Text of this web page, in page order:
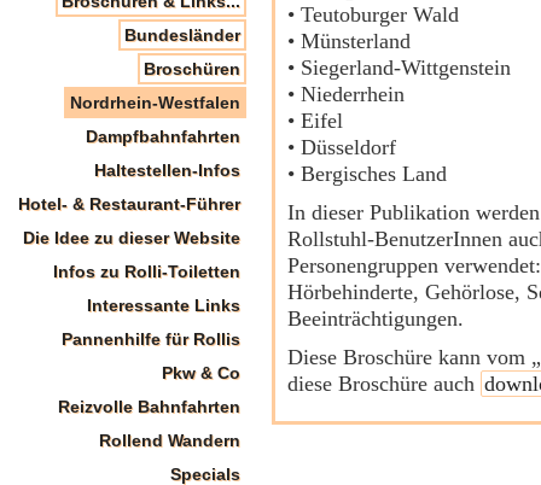
Bundesländer
Broschüren
Nordrhein-Westfalen
Dampfbahnfahrten
Haltestellen-Infos
Hotel- & Restaurant-Führer
Die Idee zu dieser Website
Infos zu Rolli-Toiletten
Interessante Links
Pannenhilfe für Rollis
Pkw & Co
Reizvolle Bahnfahrten
Rollend Wandern
Specials
• Teutoburger Wald
• Münsterland
• Siegerland-Wittgenstein
• Niederrhein
• Eifel
• Düsseldorf
• Bergisches Land
In dieser Publikation
Rollstuhl-BenutzerInnen
Personengruppen
Hörbehinderte, Gehörlose,
Beeinträchtigungen.
Diese Broschüre kann vom
diese Broschüre auch